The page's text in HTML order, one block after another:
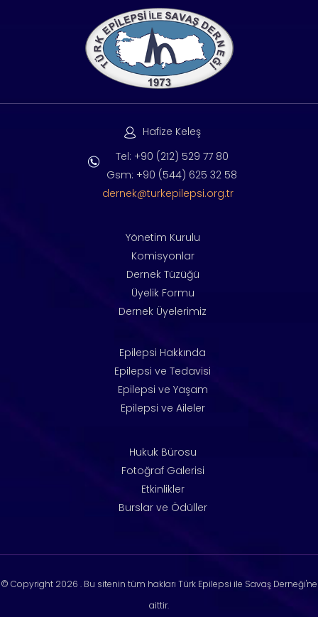
Hafize Keleş
Tel: +90 (212) 529 77 80
Gsm: +90 (544) 625 32 58
dernek@turkepilepsi.org.tr
Yönetim Kurulu
Komisyonlar
Dernek Tüzüğü
Üyelik Formu
Dernek Üyelerimiz
Epilepsi Hakkında
Epilepsi ve Tedavisi
Epilepsi ve Yaşam
Epilepsi ve Aileler
Hukuk Bürosu
Fotoğraf Galerisi
Etkinlikler
Burslar ve Ödüller
© Copyright 2026 . Bu sitenin tüm hakları Türk Epilepsi ile Savaş Derneği'ne
aittir.